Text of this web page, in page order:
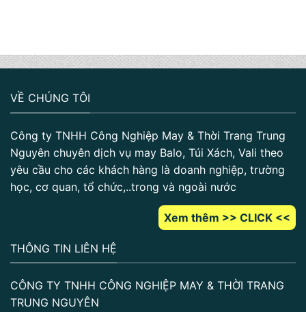
VỀ CHÚNG TÔI
Công ty TNHH Công Nghiệp May & Thời Trang Trung
Nguyên chuyên dịch vụ may Balo, Túi Xách, Vali theo
yêu cầu cho các khách hàng là doanh nghiệp, trường
học, cơ quan, tổ chức,..trong và ngoài nước
Xem thêm >> CLICK <<
THÔNG TIN LIÊN HỆ
CÔNG TY TNHH CÔNG NGHIỆP MAY & THỜI TRANG
TRUNG NGUYÊN